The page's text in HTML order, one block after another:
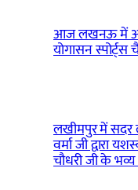
आज लखनऊ में
योगासन
लखीमपुर में सदर
वर्मा जी द्वारा
चौधरी जी के